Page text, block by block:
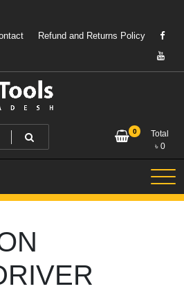
Refund and Returns Policy
Bangladesh
Bangladesh.
0
Total
৳ 0